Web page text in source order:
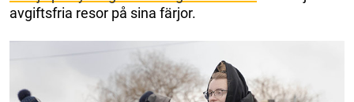
avgiftsfria resor på sina färjor.